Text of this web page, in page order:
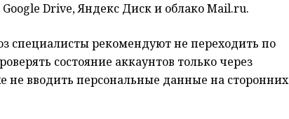
Drive, Яндекс Диск и облако Mail.ru.
специалисты рекомендуют не переходить по
состояние аккаунтов только через
вводить персональные данные на сторонних